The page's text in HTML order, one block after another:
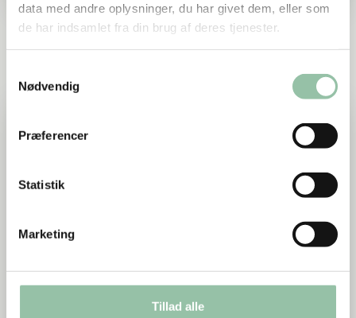
data med andre oplysninger, du har givet dem, eller som
de har indsamlet fra din brug af deres tjenester.
Nødvendig
Præferencer
Statistik
Marketing
Tillad alle
Foodservicepriser